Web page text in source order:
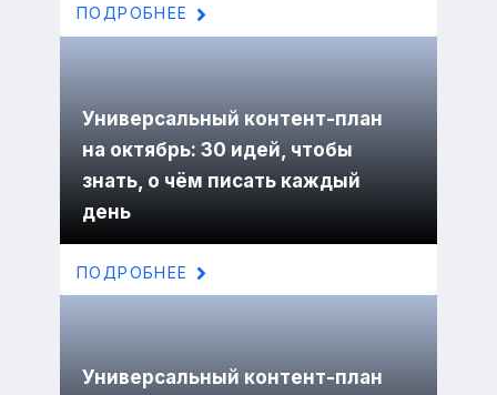
ПОДРОБНЕЕ
Универсальный контент-план
на октябрь: 30 идей, чтобы
знать, о чём писать каждый
день
ПОДРОБНЕЕ
Универсальный контент-план